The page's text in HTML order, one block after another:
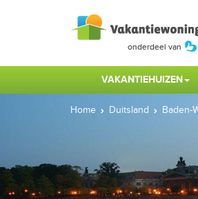
VAKANTIEHUIZEN
Home Duitsland Baden-